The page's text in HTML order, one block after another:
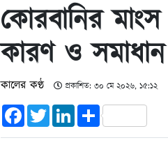
কোরবানির
কারণ ও সমাধান
কালের কণ্ঠ প্রকাশিত: ৩০ মে ২০২৬, ১৫:১২
FacebookTwitterLinkedInShare